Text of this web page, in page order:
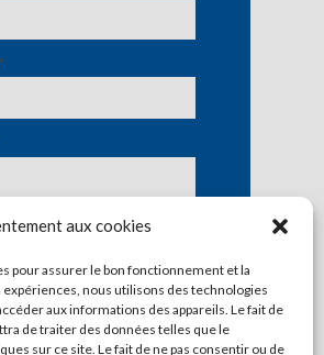
aux cookies
pour assurer le bon fonctionnement et la
nous utilisons des technologies
aux informations des appareils. Le fait de
de traiter des données telles que le
sur ce site. Le fait de ne pas consentir ou de
*